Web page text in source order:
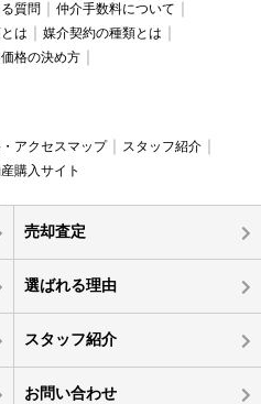
質問
仲介手数料について
は
媒介契約の種類とは
格の決め方
アクセスマップ
スタッフ紹介
購入サイト
売却査定
選ばれる理由
スタッフ紹介
お問い合わせ